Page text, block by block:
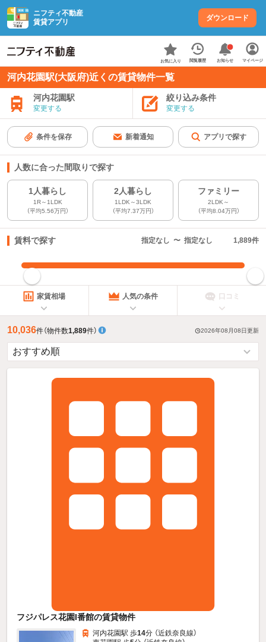
ニフティ不動産
賃貸アプリ
ダウンロード
お気に入り 閲覧履歴 お知らせ マイページ
河内花園駅(大阪府)近くの賃貸物件一覧
河内花園駅
変更する
絞り込み条件
変更する
条件を保存 新着通知 アプリで探す
人数に合った間取りで探す
1人暮らし
1R～1LDK
（平均5.56万円）
2人暮らし
1LDK～3LDK
（平均7.37万円）
ファミリー
2LDK～
（平均8.04万円）
賃料で探す 指定なし 〜 指定なし 1,889件
指定した賃料で絞り込む
家賃相場 人気の条件 口コミ
10,036件（物件数1,889件） 2026年08月08日更新
フジパレス花園I番館の賃貸物件
河内花園駅 歩14分 （近鉄奈良線）